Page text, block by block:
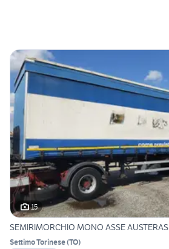
15
SEMIRIMORCHIO MONO ASSE AUSTERAS
Settimo Torinese(TO)